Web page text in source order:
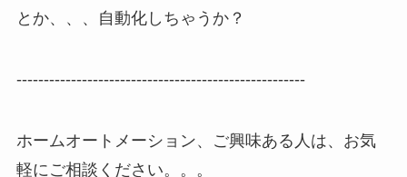
とか、、、自動化しちゃうか？
-----------------------------------------------------
ホームオートメーション、ご興味ある人は、お気
軽にご相談ください。。。